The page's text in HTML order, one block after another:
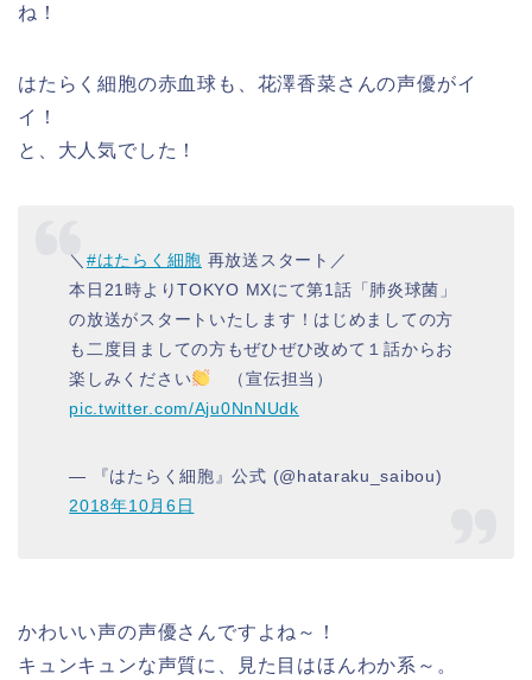
ね！
はたらく細胞の赤血球も、花澤香菜さんの声優がイ
イ！
と、大人気でした！
＼ #はたらく細胞 再放送スタート／
本日21時よりTOKYO MXにて第1話「肺炎球菌」
の放送がスタートいたします！はじめましての方
も二度目ましての方もぜひぜひ改めて１話からお
楽しみください
（宣伝担当）
pic.twitter.com/Aju0NnNUdk
— 『はたらく細胞』公式 (@hataraku_saibou)
2018年10月6日
かわいい声の声優さんですよね～！
キュンキュンな声質に、見た目はほんわか系～。